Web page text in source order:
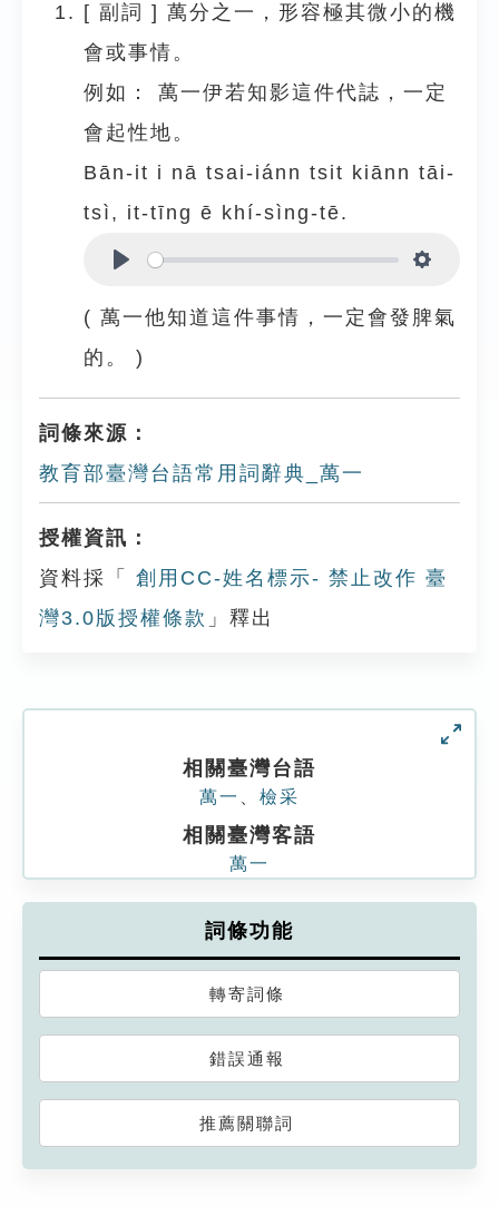
[ 副詞 ] 萬分之一，形容極其微小的機
會或事情。
例如：
萬一伊若知影這件代誌，一定
會起性地。
Bān-it i nā tsai-iánn tsit kiānn tāi-
tsì, it-tīng ē khí-sìng-tē.
( 萬一他知道這件事情，一定會發脾氣
的。 )
詞條來源：
教育部臺灣台語常用詞辭典_萬一
授權資訊：
資料採「
創用CC-姓名標示- 禁止改作 臺
灣3.0版授權條款 」釋出
相關臺灣台語
萬一 檢采
相關臺灣客語
萬一
詞條功能
轉寄詞條
錯誤通報
推薦關聯詞